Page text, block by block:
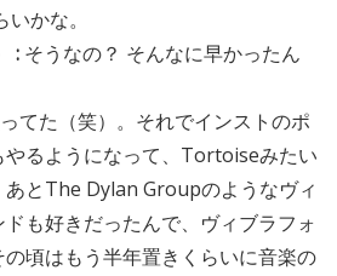
かな。
: そうなの？ そんなに早かったん
てた（笑）。それでインストのポ
やるようになって、Tortoiseみたい
とThe Dylan Groupのようなヴィ
も好きだったんで、ヴィブラフォ
頃はもう半年置きくらいに音楽の